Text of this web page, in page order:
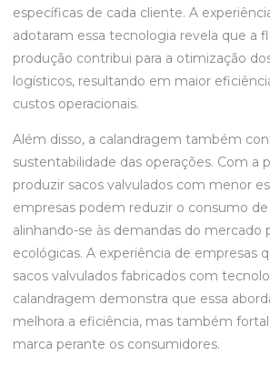
específicas de cada cliente. A
adotaram essa tecnologia revela que a
produção contribui para a otimização
logísticos, resultando em maior
custos operacionais.
Além disso, a calandragem também
sustentabilidade das operações. Com a
produzir sacos valvulados com menor
empresas podem reduzir o consumo
alinhando-se às demandas do mercado
ecológicas. A experiência de empresas
sacos valvulados fabricados com
calandragem demonstra que essa
melhora a eficiência, mas também
marca perante os consumidores.